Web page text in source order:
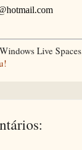
Live